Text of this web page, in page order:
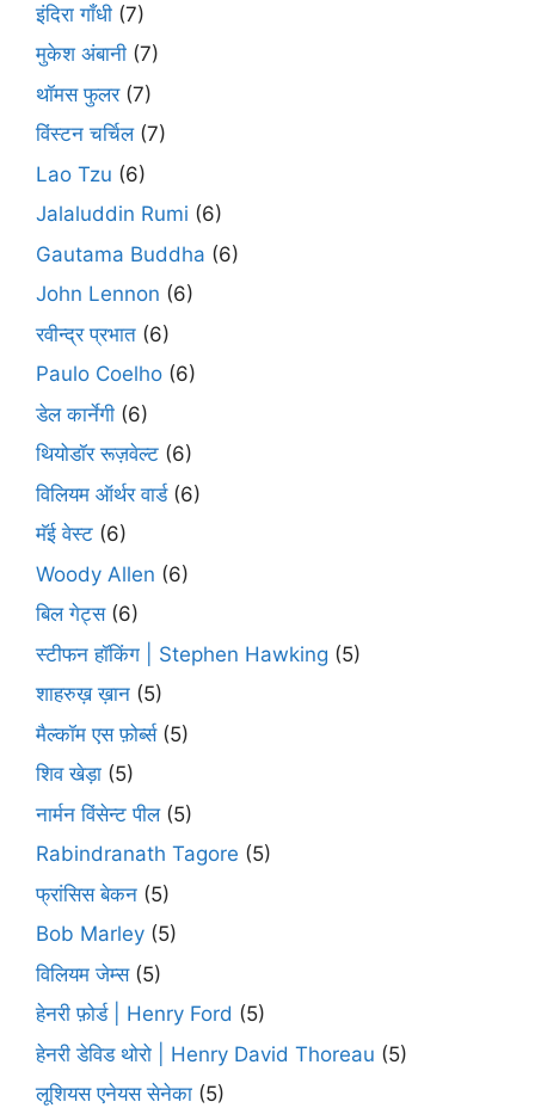
इंदिरा गाँधी (7)
मुकेश अंबानी (7)
थॉमस फुलर(7)
विंस्टन चर्चिल(7)
Lao Tzu (6)
Jalaluddin Rumi (6)
Gautama Buddha (6)
John Lennon (6)
रवीन्द्र प्रभात (6)
Paulo Coelho (6)
डेल कार्नेगी (6)
थियोडॉर रूज़वेल्ट (6)
विलियम ऑर्थर वार्ड(6)
मॅई वेस्ट (6)
Woody Allen (6)
बिल गेट्स(6)
स्टीफन हॉकिंग | Stephen Hawking (5)
शाहरुख़ ख़ान (5)
मैल्कॉम एस फ़ोर्ब्स(5)
शिव खेड़ा (5)
नार्मन विंसेन्ट पील(5)
Rabindranath Tagore (5)
फ्रांसिस बेकन (5)
Bob Marley (5)
विलियम जेम्स(5)
हेनरी फ़ोर्ड | Henry Ford (5)
हेनरी डेविड थोरो | Henry David Thoreau (5)
लूशियस एनेयस सेनेका (5)